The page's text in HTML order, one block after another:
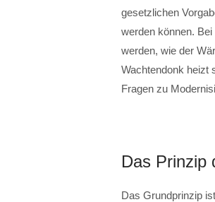
gesetzlichen
werden können.
werden, wie der
Wachtendonk heizt
Fragen zu
Das Prinzip
Das Grundprinzip